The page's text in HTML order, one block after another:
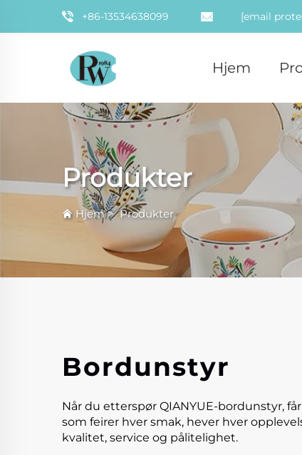
+86-13534638099 [email
Hjem
Produkter
Hjem>Produkter
Bordunstyr
Når du etterspør QIANYUE-bordunstyr,
som feirer hver smak, hever hver
kvalitet, service og pålitelighet.